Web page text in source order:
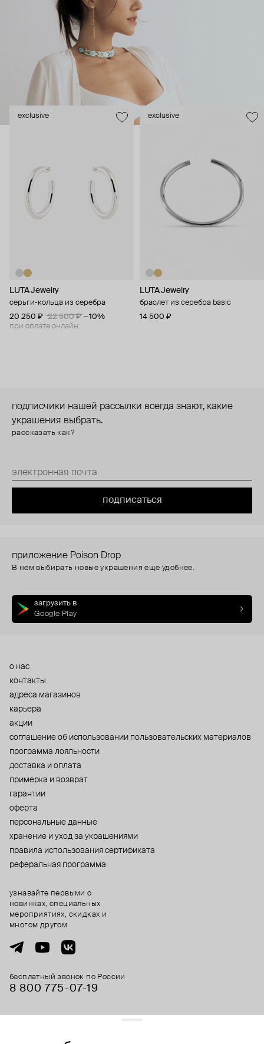
многослойные конструкции. Ее украшения – про акцентный
statement, который можно носить здесь и сейчас: и на
бизнес-встречу, и на вечеринку в Касабланке.
exclusive
LUTA Jewelry
серьги-кольца из серебра
20 250 ₽
22 500 ₽ −10%
при оплате онлайн
exclusive
LUTA Jewelry
браслет из серебра basic
14 500 ₽
подписчики нашей рассылки всегда знают, какие
украшения выбрать.
рассказать как?
подписаться
приложение Poison Drop
В нем выбирать новые украшения еще удобнее.
загрузить в
Google Play
о нас
контакты
адреса магазинов
карьера
акции
cоглашение об использовании пользовательских материалов
программа лояльности
доставка и оплата
примерка и возврат
гарантии
оферта
персональные данные
хранение и уход за украшениями
правила использования сертификата
реферальная программа
бесплатный звонок по России
8 800 775⁠-07⁠-19
узнавайте первыми о
новинках, специальных
мероприятиях, скидках и
многом другом